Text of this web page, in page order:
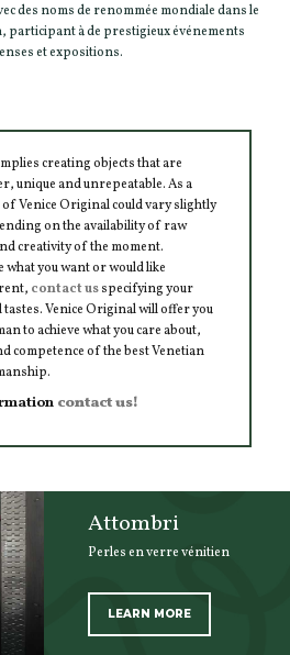
des noms de renommée mondiale dans le
participant à de prestigieux événements
et expositions.
creating objects that are
unique and unrepeatable. As a
Venice Original could vary slightly
on the availability of raw
creativity of the moment.
you want or would like
contact usspecifying your
Venice Original will offer you
to achieve what you care about,
competence of the best Venetian
contact us!
Attombri
Perles en verre vénitien
LEARN MORE